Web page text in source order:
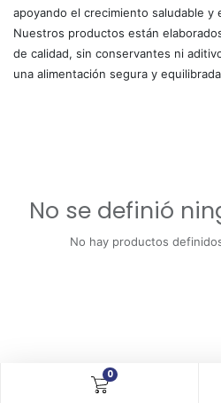
0
apoyando el crecimiento saludable y
Nuestros productos están
de calidad, sin conservantes ni
una alimentación segura y
No se definió
No hay productos